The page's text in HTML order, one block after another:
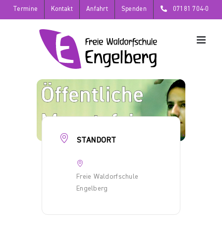
Zum
Inhalt
Termine Kontakt Anfahrt Spenden 07181 704-0
STANDORT
Freie Waldorfschule
Engelberg